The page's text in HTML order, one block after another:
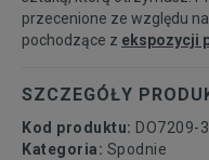
przecenione ze względu
pochodzące z ekspozycji
SZCZEGÓŁY
Kod produktu: DO7209-
Kategoria: Spodnie